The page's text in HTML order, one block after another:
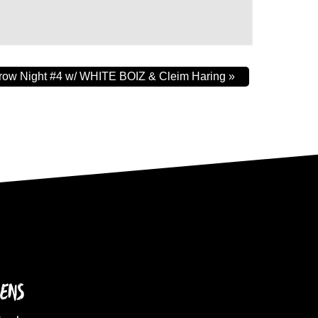
Night #4 w/ WHITE BOIZ & Cleim Haring »